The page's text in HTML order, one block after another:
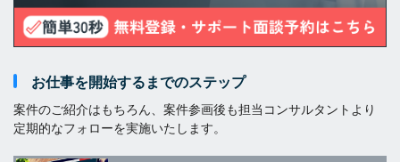
お仕事を開始するまでのステップ
案件のご紹介はもちろん、案件参画後も担当コンサルタントより
定期的なフォローを実施いたします。